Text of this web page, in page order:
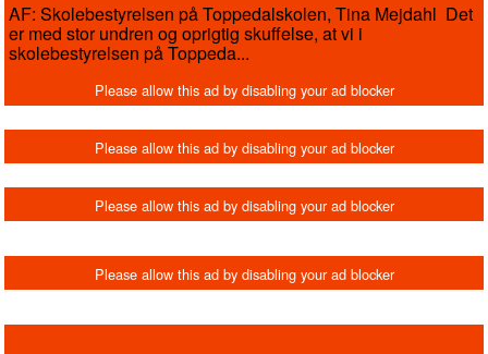
AF: Skolebestyrelsen på Toppedalskolen, Tina Mejdahl Det
er med stor undren og oprigtig skuffelse, at vi i
skolebestyrelsen på Toppeda...